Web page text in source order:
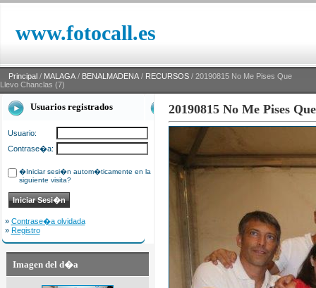
www.fotocall.es
Principal / MALAGA / BENALMADENA / RECURSOS / 20190815 No Me Pises Que
Llevo Chanclas (7)
Usuarios registrados
Usuario:
Contrase�a:
�Iniciar sesi�n autom�ticamente en la
siguiente visita?
» Contrase�a olvidada
» Registro
Imagen del d�a
20190815 No Me Pises